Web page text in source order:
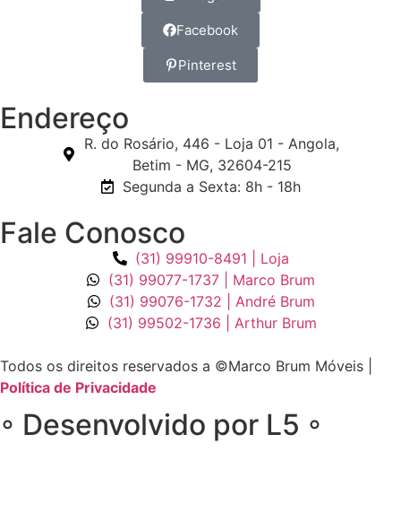
Facebook
Pinterest
Endereço
R. do Rosário, 446 - Loja 01 - Angola,
Betim - MG, 32604-215
Segunda a Sexta: 8h - 18h
Fale Conosco
(31) 99910-8491 | Loja
(31) 99077-1737 | Marco Brum
(31) 99076-1732 | André Brum
(31) 99502-1736 | Arthur Brum
Todos os direitos reservados a ©Marco Brum Móveis |
Política de Privacidade
◦ Desenvolvido por L5 ◦